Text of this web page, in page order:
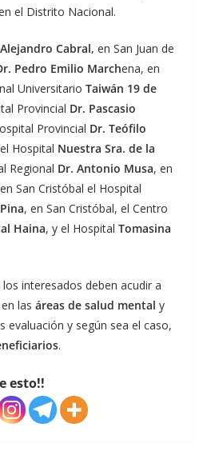
el Distrito Nacional.
Cabral, en San Juan de
Pedro Emilio Marchena, en
UniversitarioTaiwán 19 de
Provincial Dr. Pascasio
Provincial Dr. Teófilo
Hospital Nuestra Sra. de la
Regional Dr. Antonio Musa, en
San Cristóbal el Hospital
, en San Cristóbal, el Centro
Haina, y el HospitalTomasina
interesados deben acudir a
en lasáreas de salud mental y
evaluación y según sea el caso,
.
esto!!